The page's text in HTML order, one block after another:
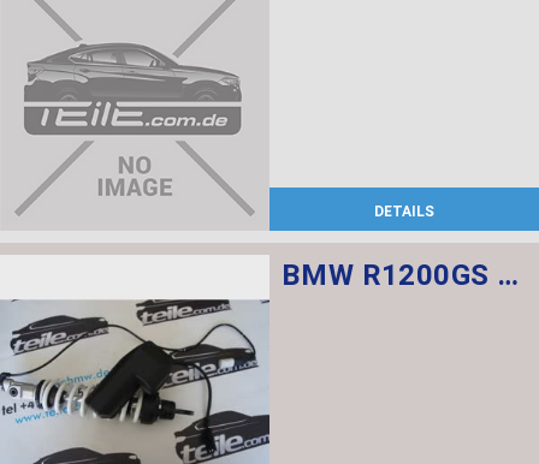
DETAILS
BMW R1200GS Federbein vorn ESA